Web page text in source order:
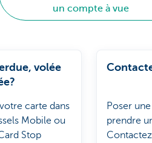
un compte à vue
volée
carte dans
Mobile ou
Stop
Poser
prendre